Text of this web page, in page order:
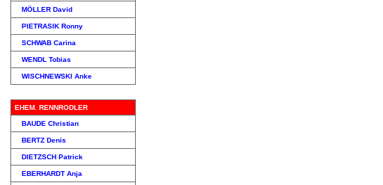
MÖLLER David
PIETRASIK Ronny
SCHWAB Carina
WENDL Tobias
WISCHNEWSKI Anke
EHEM. RENNRODLER
BAUDE Christian
BERTZ Denis
DIETZSCH Patrick
EBERHARDT Anja